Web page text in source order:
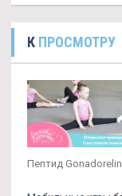
К ПРОСМОТРУ
Пептид